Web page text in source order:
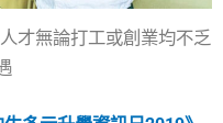
才無論打工或創業均不乏